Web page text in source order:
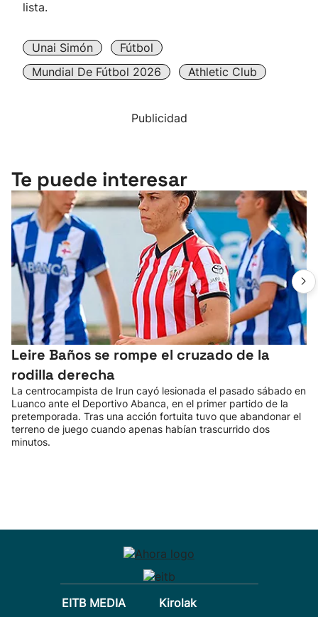
lista.
Unai Simón
Fútbol
Mundial De Fútbol 2026
Athletic Club
Publicidad
Te puede interesar
Leire Baños se rompe el cruzado de la
rodilla derecha
La centrocampista de Irun cayó lesionada el pasado sábado en
Luanco ante el Deportivo Abanca, en el primer partido de la
pretemporada. Tras una acción fortuita tuvo que abandonar el
terreno de juego cuando apenas habían trascurrido dos
minutos.
EITB MEDIA
Kirolak